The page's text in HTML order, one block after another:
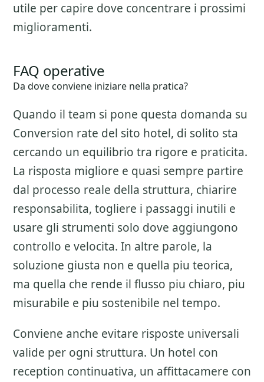
utile per capire dove concentrare i prossimi
miglioramenti.
FAQ operative
Da dove conviene iniziare nella pratica?
Quando il team si pone questa domanda su
Conversion rate del sito hotel, di solito sta
cercando un equilibrio tra rigore e praticita.
La risposta migliore e quasi sempre partire
dal processo reale della struttura, chiarire
responsabilita, togliere i passaggi inutili e
usare gli strumenti solo dove aggiungono
controllo e velocita. In altre parole, la
soluzione giusta non e quella piu teorica,
ma quella che rende il flusso piu chiaro, piu
misurabile e piu sostenibile nel tempo.
Conviene anche evitare risposte universali
valide per ogni struttura. Un hotel con
reception continuativa, un affittacamere con